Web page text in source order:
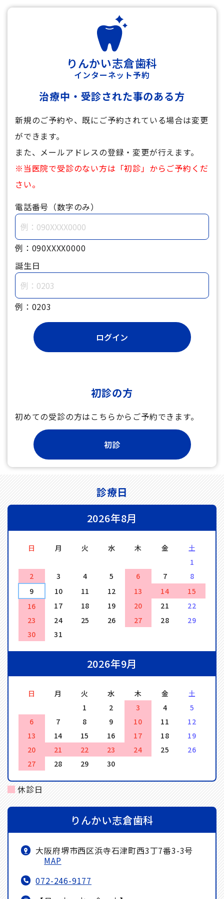
りんかい志倉歯科
インターネット予約
治療中・受診された事のある方
新規のご予約や、既にご予約されている場合は変更
ができます。
また、メールアドレスの登録・変更が行えます。
※当医院で受診のない方は「初診」からご予約くだ
さい。
電話番号（数字のみ）
例：090XXXX0000
誕生日
例：0203
初診の方
初めての受診の方はこちらからご予約できます。
診療日
2026年8月
日 月 火 水 木 金
土
1
2
3 4 5 6 7
8
9
10 11 12 13 14
15
16
17 18 19 20 21
22
23
24 25 26 27 28
29
30
31
2026年9月
日 月 火 水 木 金
土
1
2 3 4
5
6
7 8 9 10 11
12
13
14 15 16 17 18
19
20
21 22 23 24 25
26
27
28 29 30
休診日
りんかい志倉歯科
大阪府堺市西区浜寺石津町西3丁7番3-3号
MAP
072-246-9177